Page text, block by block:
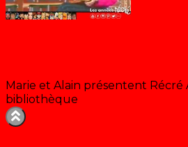
Marie et Alain présentent Récré
bibliothèque